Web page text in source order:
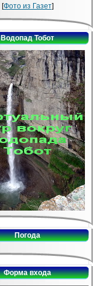
[Фото из Газет]
Водопад Тобот
Погода
Форма входа